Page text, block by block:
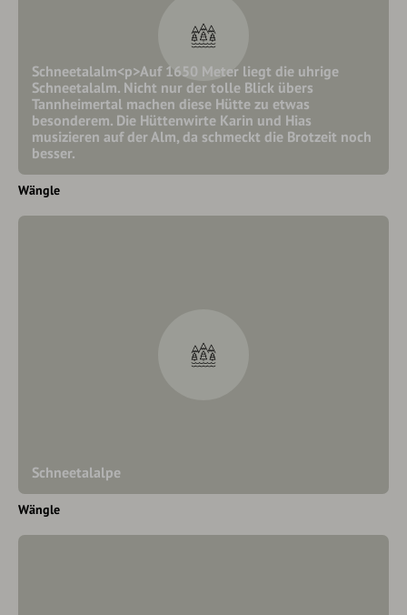
Schneetalalm<p>Auf 1650 Meter liegt die uhrige
Schneetalalm. Nicht nur der tolle Blick übers
Tannheimertal machen diese Hütte zu etwas
besonderem. Die Hüttenwirte Karin und Hias
musizieren auf der Alm, da schmeckt die Brotzeit noch
besser.
Wängle
Schneetalalpe
Wängle